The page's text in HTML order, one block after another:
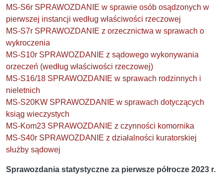
MS-S6r SPRAWOZDANIE w sprawie osób osądzonych w
pierwszej instancji według właściwości rzeczowej
MS-S7r SPRAWOZDANIE z orzecznictwa w sprawach o
wykroczenia
MS-S10r SPRAWOZDANIE z sądowego wykonywania
orzeczeń (według właściwości rzeczowej)
MS-S16/18 SPRAWOZDANIE w sprawach rodzinnych i
nieletnich
MS-S20KW SPRAWOZDANIE w sprawach dotyczących
ksiąg wieczystych
MS-Kom23 SPRAWOZDANIE z czynności komornika
MS-S40r SPRAWOZDANIE z działalności kuratorskiej
służby sądowej
Sprawozdania statystyczne za pierwsze półrocze 2023 r.